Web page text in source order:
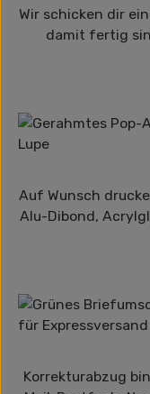
Wir schicken dir
damit fertig
Auf Wunsch
Alu-Dibond,
Korrekturabzug